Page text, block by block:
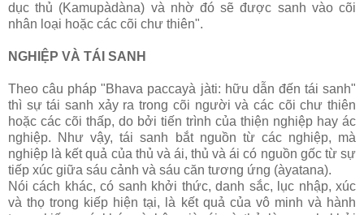
dục thủ (Kamupàdàna) và nhờ đó sẽ được sanh vào cõi
nhân loại hoặc các cõi chư thiên".
NGHIỆP VÀ TÁI SANH
Theo câu pháp "Bhava paccayà jàti: hữu dẫn đến tái sanh"
thì sự tái sanh xảy ra trong cõi người và các cõi chư thiên
hoặc các cõi thấp, do bởi tiến trình của thiện nghiệp hay ác
nghiệp. Như vậy, tái sanh bắt nguồn từ các nghiệp, mà
nghiệp là kết quả của thủ và ái, thủ và ái có nguồn gốc từ sự
tiếp xúc giữa sáu cảnh và sáu căn tương ứng (àyatana).
Nói cách khác, có sanh khởi thức, danh sắc, lục nhập, xúc
và thọ trong kiếp hiện tại, là kết quả của vô minh và hành